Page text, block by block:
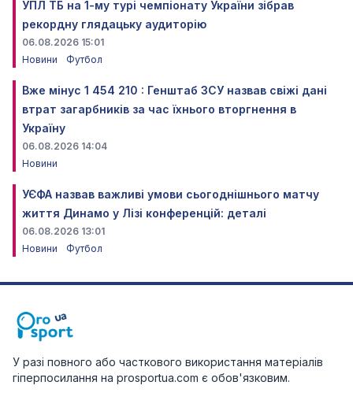
УПЛ ТБ на 1-му турі чемпіонату України зібрав
рекордну глядацьку аудиторію
06.08.2026 15:01
Новини
Футбол
Вже мінус 1 454 210 : Генштаб ЗСУ назвав свіжі дані
втрат загарбників за час їхнього вторгнення в
Україну
06.08.2026 14:04
Новини
УЄФА назвав важливі умови сьогоднішнього матчу
життя Динамо у Лізі конференцій: деталі
06.08.2026 13:01
Новини
Футбол
У разі повного або часткового використання матеріалів
гіперпосилання на prosportua.com є обов'язковим.